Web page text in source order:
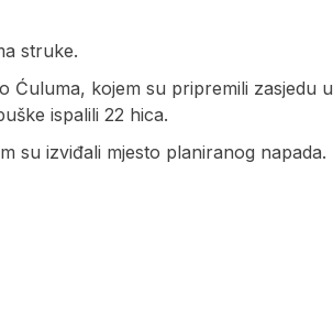
struke.
Ćuluma, kojem su pripremili zasjedu u
ispalili 22 hica.
su izviđali mjesto planiranog napada.